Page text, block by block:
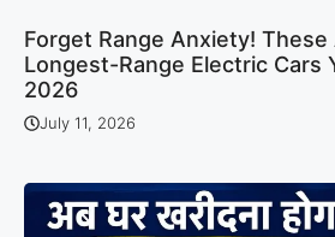
Forget Range Anxiety! These
Longest-Range Electric Cars
2026
July 11, 2026